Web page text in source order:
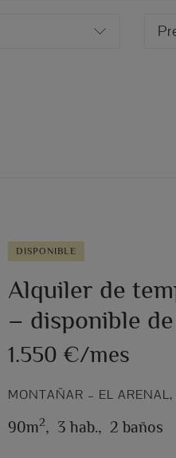
DISPONIBLE
Alquiler de
– disponible
1.550 €/mes
MONTAÑAR – EL
90m2, 3 hab., 2 baños